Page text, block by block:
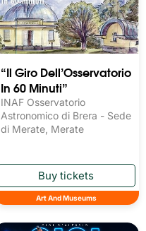
“Il Giro Dell’Osservatorio
In 60 Minuti”
INAF Osservatorio
Astronomico di Brera - Sede
di Merate, Merate
Art And Museums